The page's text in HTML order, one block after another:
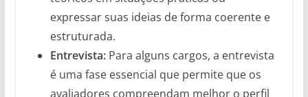
expressar suas ideias de forma coerente e
estruturada.
Entrevista:Para alguns cargos, a entrevista
é uma fase essencial que permite que os
avaliadores compreendam melhor o perfil